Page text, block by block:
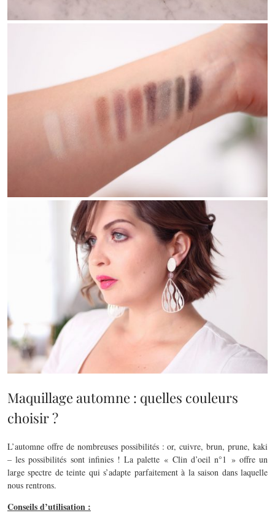
Maquillage automne : quelles couleurs
choisir ?
L’automne offre de nombreuses possibilités : or, cuivre, brun, prune, kaki
– les possibilités sont infinies ! La palette « Clin d’oeil n°1 » offre un
large spectre de teinte qui s’adapte parfaitement à la saison dans laquelle
nous rentrons.
Conseils d’utilisation :